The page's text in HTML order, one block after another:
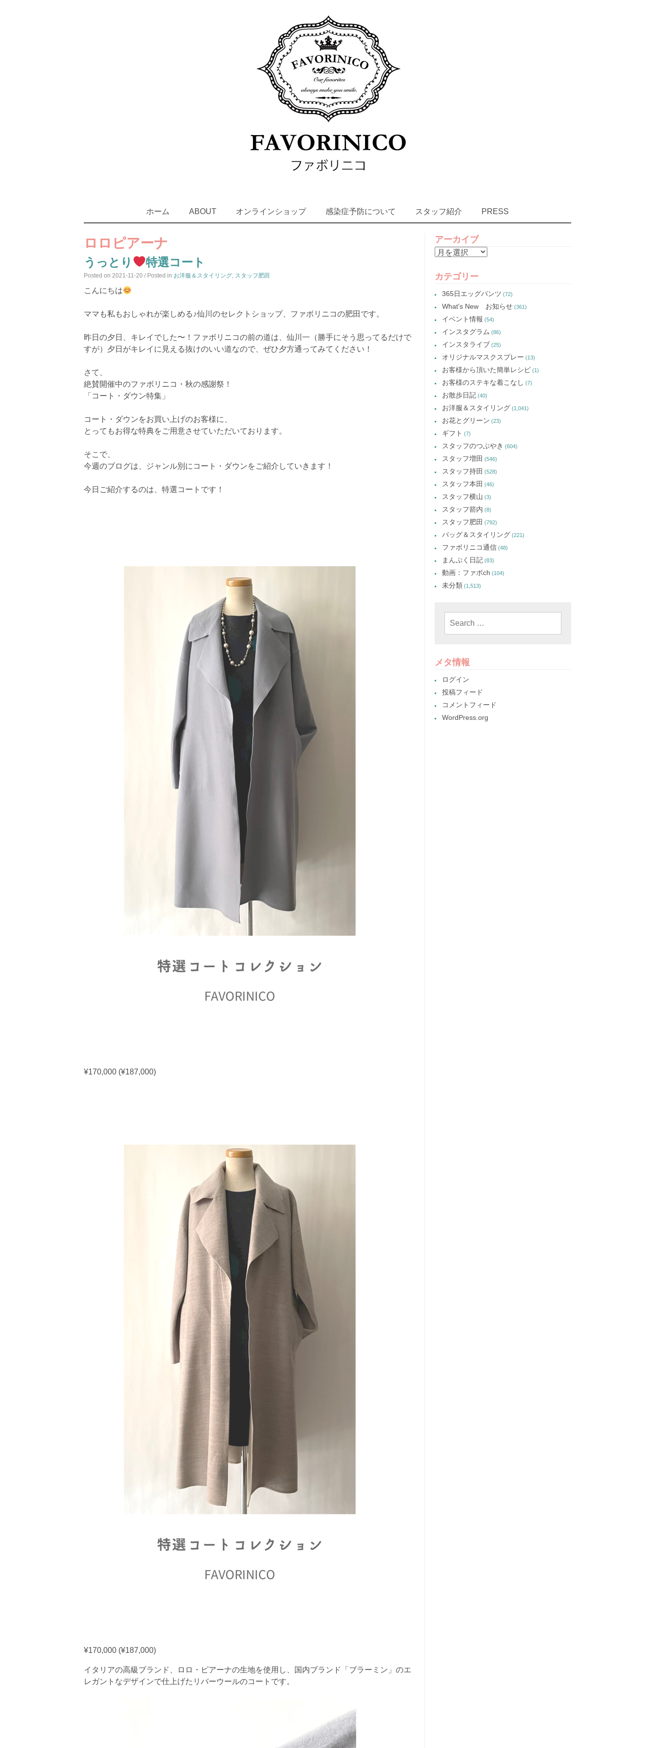
SKIP
TO
ホーム ABOUT オンラインショップ 感染症予防について スタッフ紹介 PRESS
ロロピアーナ
うっとり 特選コート
Posted on 2021-11-20 / Posted in お洋服＆スタイリング, スタッフ肥田
こんにちは
ママも私もおしゃれが楽しめる♪仙川のセレクトショップ、ファボリニコの肥田です。
昨日の夕日、キレイでした〜！ファボリニコの前の道は、仙川一（勝手にそう思ってるだけで
すが）夕日がキレイに見える抜けのいい道なので、ぜひ夕方通ってみてください！
さて、
絶賛開催中のファボリニコ・秋の感謝祭！
「コート・ダウン特集」
コート・ダウンをお買い上げのお客様に、
とってもお得な特典をご用意させていただいております。
そこで、
今週のブログは、ジャンル別にコート・ダウンをご紹介していきます！
今日ご紹介するのは、特選コートです！
¥170,000 (¥187,000)
¥170,000 (¥187,000)
イタリアの高級ブランド、ロロ・ピアーナの生地を使用し、国内ブランド「ブラーミン」のエ
レガントなデザインで仕上げたリバーウールのコートです。
アーカイブ
ア
カ
カテゴリー
365日エッグパンツ (72)
What's New お知らせ (361)
イベント情報 (54)
インスタグラム (86)
インスタライブ (25)
オリジナルマスクスプレー (13)
お客様から頂いた簡単レシピ (1)
お客様のステキな着こなし (7)
お散歩日記 (40)
お洋服＆スタイリング (1,041)
お花とグリーン (23)
ギフト (7)
スタッフのつぶやき (604)
スタッフ増田 (546)
スタッフ持田 (528)
スタッフ本田 (46)
スタッフ横山 (3)
スタッフ箭内 (8)
スタッフ肥田 (792)
バッグ＆スタイリング (221)
ファボリニコ通信 (48)
まんぷく日記 (83)
動画：ファボch (104)
未分類 (1,513)
メタ情報
ログイン
投稿フィード
コメントフィード
WordPress.org